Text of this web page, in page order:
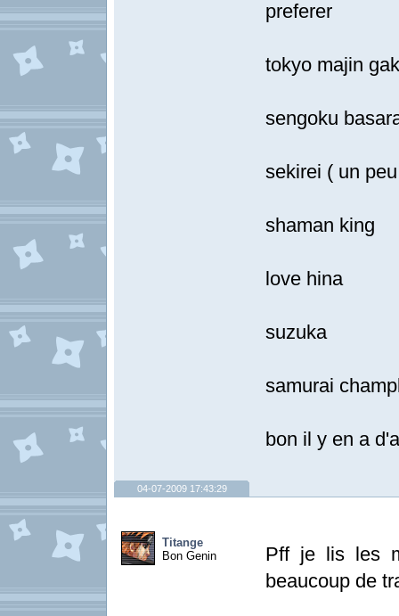
preferer
tokyo majin
sengoku
sekirei ( un
shaman king
love hina
suzuka
samurai
bon il y en a
04-07-2009 17:43:29
Titange
Bon Genin
Pff je lis les
beaucoup de